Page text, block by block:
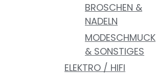
BROSCHEN &
NADELN
MODESCHMUCK
& SONSTIGES
ELEKTRO / HIFI